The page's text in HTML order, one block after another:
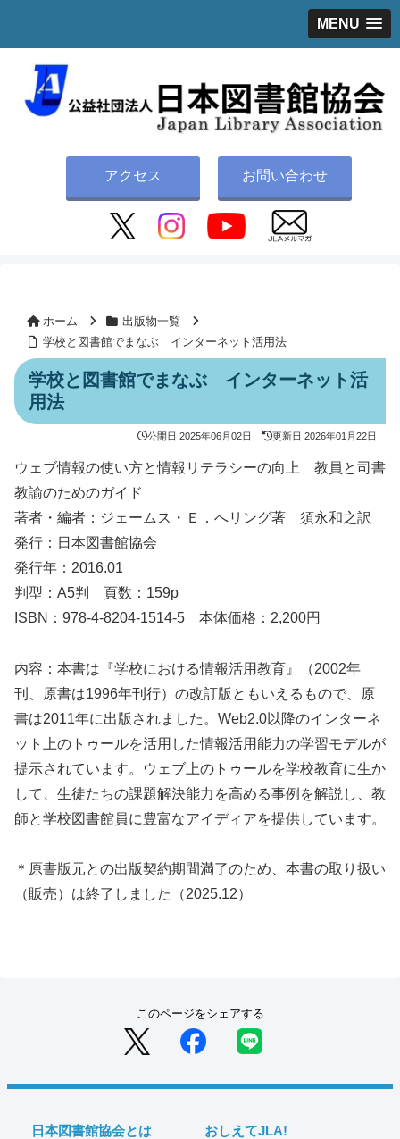
MENU
アクセス お問い合わせ
ホーム
出版物一覧
学校と図書館でまなぶ インターネット活用法
学校と図書館でまなぶ インターネット活
用法
公開日 2025年06月02日 更新日 2026年01月22日
ウェブ情報の使い方と情報リテラシーの向上 教員と司書
教諭のためのガイド
著者・編者：ジェームス・Ｅ．へリング著 須永和之訳
発行：日本図書館協会
発行年：2016.01
判型：A5判 頁数：159p
ISBN：978-4-8204-1514-5 本体価格：2,200円
内容：本書は『学校における情報活用教育』（2002年
刊、原書は1996年刊行）の改訂版ともいえるもので、原
書は2011年に出版されました。Web2.0以降のインターネ
ット上のトゥールを活用した情報活用能力の学習モデルが
提示されています。ウェブ上のトゥールを学校教育に生か
して、生徒たちの課題解決能力を高める事例を解説し、教
師と学校図書館員に豊富なアイディアを提供しています。
＊原書版元との出版契約期間満了のため、本書の取り扱い
（販売）は終了しました（2025.12）
このページをシェアする
日本図書館協会とは おしえてJLA!